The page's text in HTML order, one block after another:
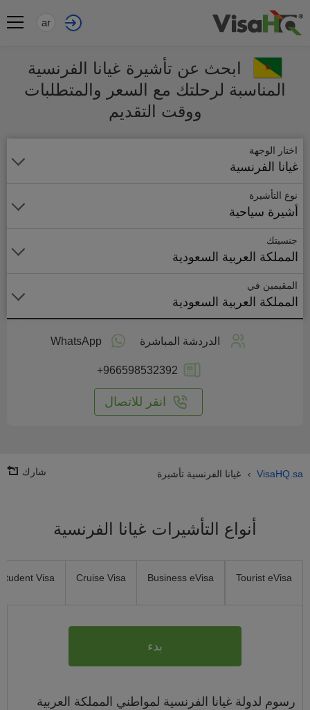
ar
ابحث عن تأشيرة غيانا الفرنسية
المناسبة لرحلتك مع السعر والمتطلبات
ووقت التقديم
اختار الوجهة
غيانا الفرنسية
نوع التأشيرة
أشيرة سياحية
جنسيتك
المملكة العربية السعودية
المقيمين في
المملكة العربية السعودية
الدردشة المباشرة WhatsApp
+966598532392
انقر للاتصال
VisaHQ.sa
› غيانا الفرنسية تأشيرة شارك
أنواع التأشيرات غيانا الفرنسية
Tourist eVisa
Business eVisa
Cruise Visa
Student Visa
بدء
رسوم لدولة غيانا الفرنسية لمواطني المملكة العربية